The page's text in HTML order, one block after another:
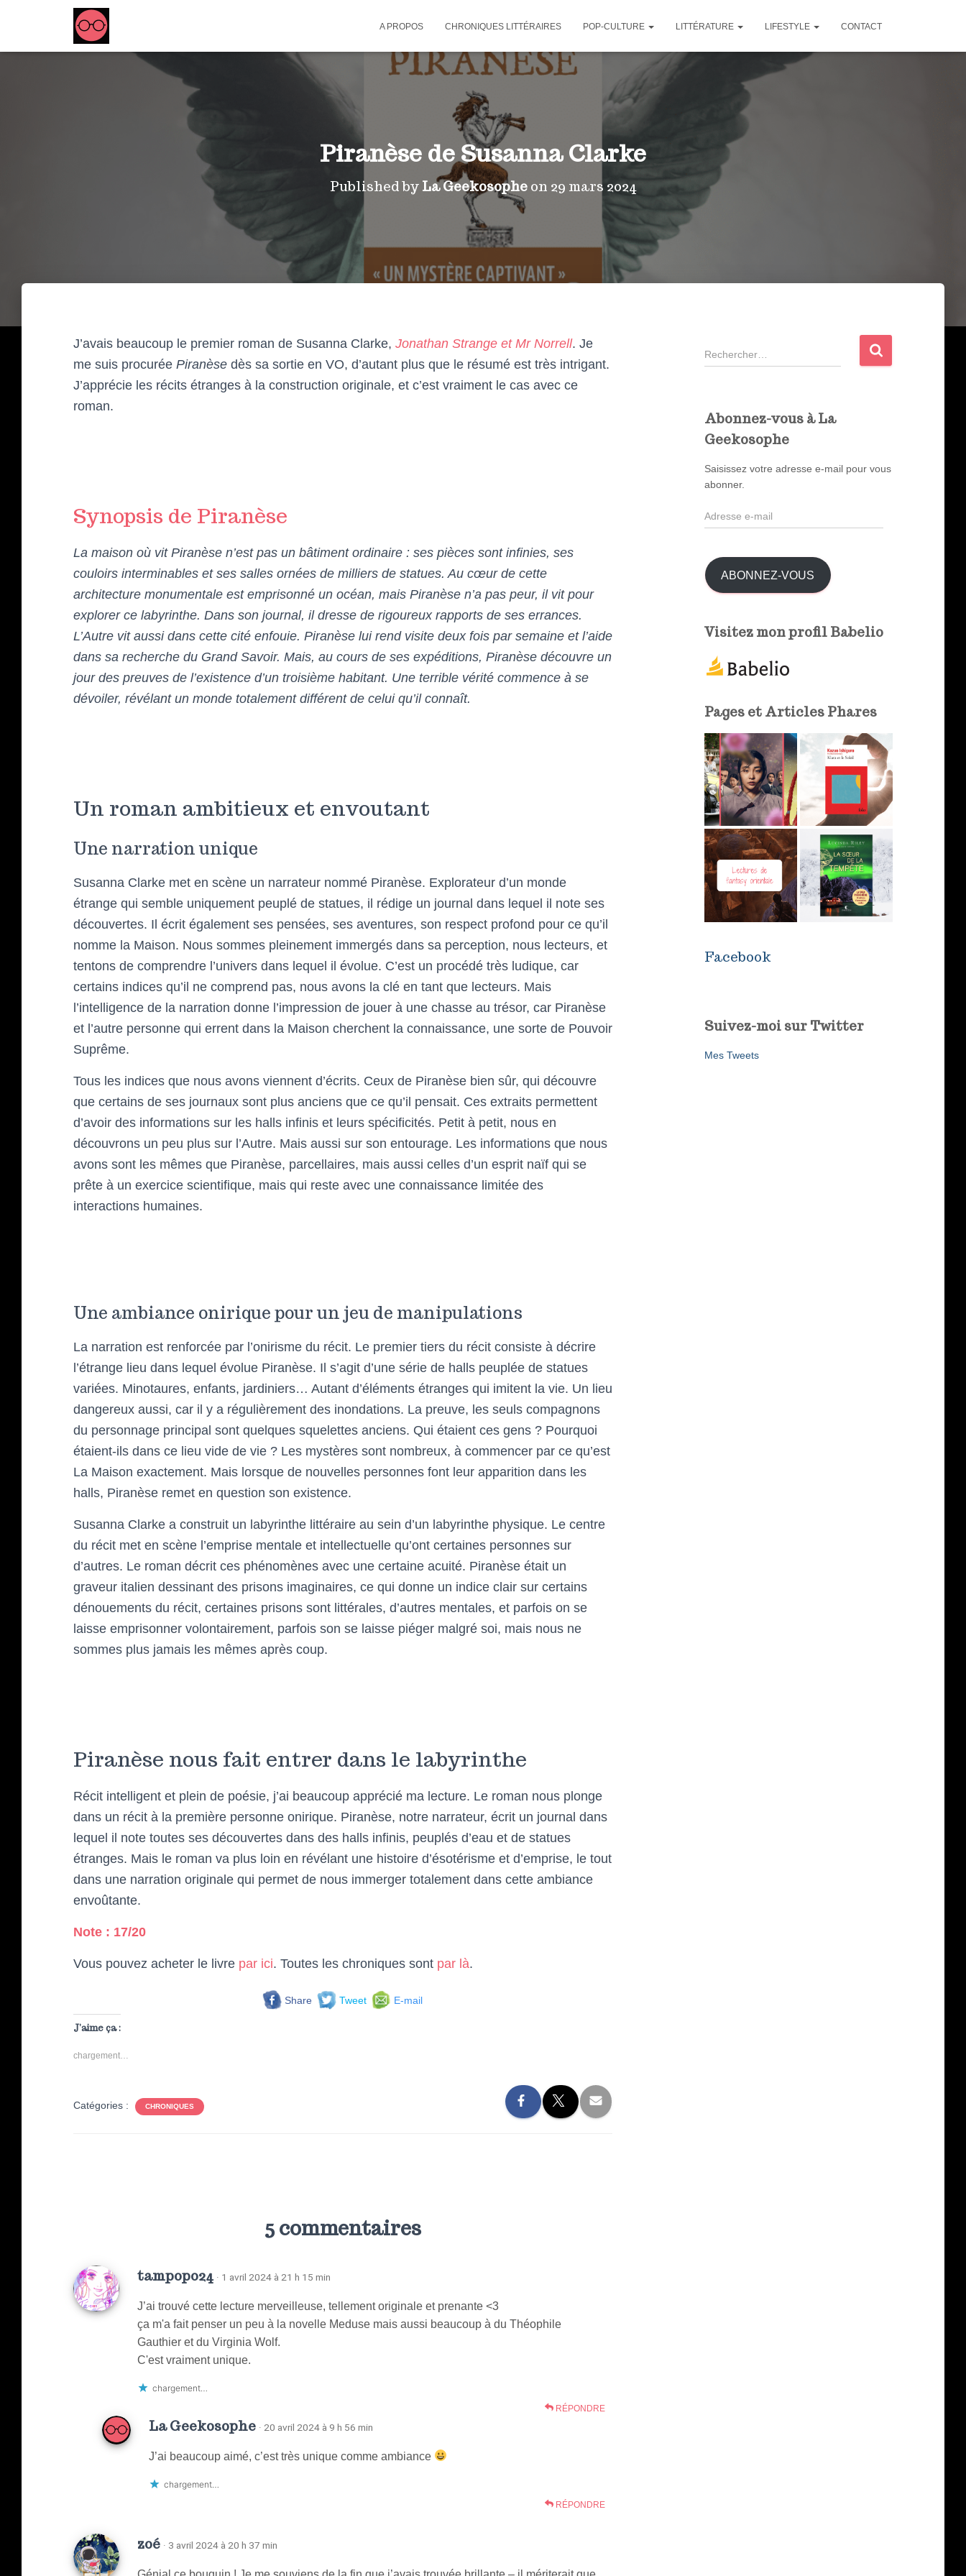
A PROPOS CHRONIQUES LITTÉRAIRES POP-CULTURE LITTÉRATURE LIFESTYLE CONTACT
Piranèse de Susanna Clarke
Published by La Geekosopheon 29 mars 2024
J’avais beaucoup le premier roman de Susanna Clarke, Jonathan Strange et Mr Norrell. Je
me suis procurée Piranèse dès sa sortie en VO, d’autant plus que le résumé est très intrigant.
J’apprécie les récits étranges à la construction originale, et c’est vraiment le cas avec ce
roman.
Synopsis de Piranèse
La maison où vit Piranèse n’est pas un bâtiment ordinaire : ses pièces sont infinies, ses
couloirs interminables et ses salles ornées de milliers de statues. Au cœur de cette
architecture monumentale est emprisonné un océan, mais Piranèse n’a pas peur, il vit pour
explorer ce labyrinthe. Dans son journal, il dresse de rigoureux rapports de ses errances.
L’Autre vit aussi dans cette cité enfouie. Piranèse lui rend visite deux fois par semaine et l’aide
dans sa recherche du Grand Savoir. Mais, au cours de ses expéditions, Piranèse découvre un
jour des preuves de l’existence d’un troisième habitant. Une terrible vérité commence à se
dévoiler, révélant un monde totalement différent de celui qu’il connaît.
Un roman ambitieux et envoutant
Une narration unique
Susanna Clarke met en scène un narrateur nommé Piranèse. Explorateur d’un monde
étrange qui semble uniquement peuplé de statues, il rédige un journal dans lequel il note ses
découvertes. Il écrit également ses pensées, ses aventures, son respect profond pour ce qu’il
nomme la Maison. Nous sommes pleinement immergés dans sa perception, nous lecteurs, et
tentons de comprendre l’univers dans lequel il évolue. C’est un procédé très ludique, car
certains indices qu’il ne comprend pas, nous avons la clé en tant que lecteurs. Mais
l’intelligence de la narration donne l’impression de jouer à une chasse au trésor, car Piranèse
et l’autre personne qui errent dans la Maison cherchent la connaissance, une sorte de Pouvoir
Suprême.
Tous les indices que nous avons viennent d’écrits. Ceux de Piranèse bien sûr, qui découvre
que certains de ses journaux sont plus anciens que ce qu’il pensait. Ces extraits permettent
d’avoir des informations sur les halls infinis et leurs spécificités. Petit à petit, nous en
découvrons un peu plus sur l’Autre. Mais aussi sur son entourage. Les informations que nous
avons sont les mêmes que Piranèse, parcellaires, mais aussi celles d’un esprit naïf qui se
prête à un exercice scientifique, mais qui reste avec une connaissance limitée des
interactions humaines.
Une ambiance onirique pour un jeu de manipulations
La narration est renforcée par l’onirisme du récit. Le premier tiers du récit consiste à décrire
l’étrange lieu dans lequel évolue Piranèse. Il s’agit d’une série de halls peuplée de statues
variées. Minotaures, enfants, jardiniers… Autant d’éléments étranges qui imitent la vie. Un lieu
dangereux aussi, car il y a régulièrement des inondations. La preuve, les seuls compagnons
du personnage principal sont quelques squelettes anciens. Qui étaient ces gens ? Pourquoi
étaient-ils dans ce lieu vide de vie ? Les mystères sont nombreux, à commencer par ce qu’est
La Maison exactement. Mais lorsque de nouvelles personnes font leur apparition dans les
halls, Piranèse remet en question son existence.
Susanna Clarke a construit un labyrinthe littéraire au sein d’un labyrinthe physique. Le centre
du récit met en scène l’emprise mentale et intellectuelle qu’ont certaines personnes sur
d’autres. Le roman décrit ces phénomènes avec une certaine acuité. Piranèse était un
graveur italien dessinant des prisons imaginaires, ce qui donne un indice clair sur certains
dénouements du récit, certaines prisons sont littérales, d’autres mentales, et parfois on se
laisse emprisonner volontairement, parfois son se laisse piéger malgré soi, mais nous ne
sommes plus jamais les mêmes après coup.
Piranèse nous fait entrer dans le labyrinthe
Récit intelligent et plein de poésie, j’ai beaucoup apprécié ma lecture. Le roman nous plonge
dans un récit à la première personne onirique. Piranèse, notre narrateur, écrit un journal dans
lequel il note toutes ses découvertes dans des halls infinis, peuplés d’eau et de statues
étranges. Mais le roman va plus loin en révélant une histoire d’ésotérisme et d’emprise, le tout
dans une narration originale qui permet de nous immerger totalement dans cette ambiance
envoûtante.
Note : 17/20
Vous pouvez acheter le livre par ici. Toutes les chroniques sont par là.
Share Tweet E-mail
J’aime ça :
chargement…
Catégories : CHRONIQUES
5 commentaires
tampopo24 · 1 avril 2024 à 21 h 15 min
J’ai trouvé cette lecture merveilleuse, tellement originale et prenante <3
ça m'a fait penser un peu à la novelle Meduse mais aussi beaucoup à du Théophile
Gauthier et du Virginia Wolf.
C'est vraiment unique.
chargement…
RÉPONDRE
La Geekosophe · 20 avril 2024 à 9 h 56 min
J’ai beaucoup aimé, c’est très unique comme ambiance
chargement…
RÉPONDRE
zoé · 3 avril 2024 à 20 h 37 min
R
e
c
e
r
:
Abonnez-vous à La
Geekosophe
Saisissez votre adresse e-mail pour vous
abonner.
A
d
s
s
a
ABONNEZ-VOUS
Visitez mon profil Babelio
Pages et Articles Phares
Facebook
Suivez-moi sur Twitter
Mes Tweets